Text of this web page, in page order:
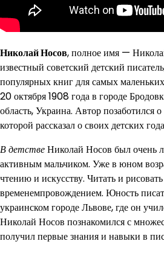
Николай Носов, полное имя —
известный советский детский
популярных книг для самых
20 октября 1908 года в городе
область, Украина. Автор позаботился
которой рассказал о своих детских
В детствеНиколай Носов был очень
активным мальчиком. Уже в юном
чтению и искусству. Читать и
временемпровождением. Юность
украинском городе Львове, где он
Николай Носов познакомился с
получил первые знания и навыки в